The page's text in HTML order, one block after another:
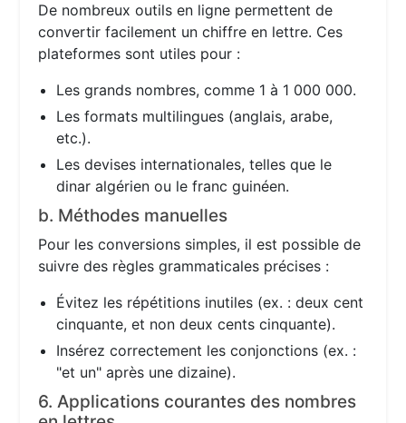
De nombreux outils en ligne permettent de
convertir facilement un chiffre en lettre. Ces
plateformes sont utiles pour :
Les grands nombres, comme 1 à 1 000 000.
Les formats multilingues (anglais, arabe,
etc.).
Les devises internationales, telles que le
dinar algérien ou le franc guinéen.
b. Méthodes manuelles
Pour les conversions simples, il est possible de
suivre des règles grammaticales précises :
Évitez les répétitions inutiles (ex. : deux cent
cinquante, et non deux cents cinquante).
Insérez correctement les conjonctions (ex. :
"et un" après une dizaine).
6. Applications courantes des nombres